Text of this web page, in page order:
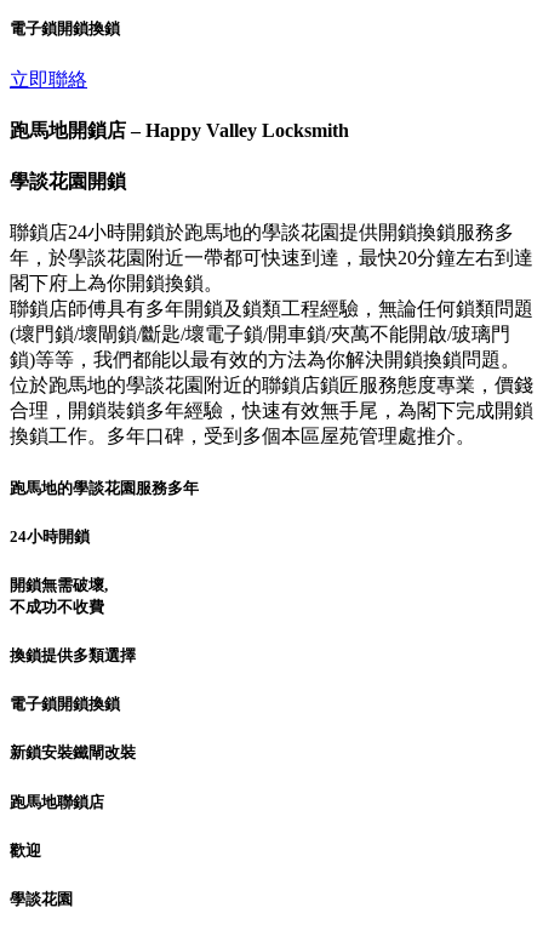
電子鎖開鎖換鎖
立即聯絡
跑馬地開鎖店 – Happy Valley Locksmith
學談花園開鎖
聯鎖店24小時開鎖於跑馬地的學談花園提供開鎖換鎖服務多
年，於學談花園附近一帶都可快速到達，最快20分鐘左右到達
閣下府上為你開鎖換鎖。
聯鎖店師傅具有多年開鎖及鎖類工程經驗，無論任何鎖類問題
(壞門鎖/壞閘鎖/斷匙/壞電子鎖/開車鎖/夾萬不能開啟/玻璃門
鎖)等等，我們都能以最有效的方法為你解決開鎖換鎖問題。
位於跑馬地的學談花園附近的聯鎖店鎖匠服務態度專業，價錢
合理，開鎖裝鎖多年經驗，快速有效無手尾，為閣下完成開鎖
換鎖工作。多年口碑，受到多個本區屋苑管理處推介。
跑馬地的學談花園服務多年
24小時開鎖
開鎖無需破壞,
不成功不收費
換鎖提供多類選擇
電子鎖開鎖換鎖
新鎖安裝鐵閘改裝
跑馬地聯鎖店
歡迎
學談花園